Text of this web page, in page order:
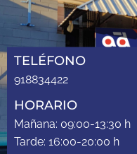
TELÉFONO
918834422
HORARIO
Mañana: 09:00-13:30 h
Tarde: 16:00-20:00 h